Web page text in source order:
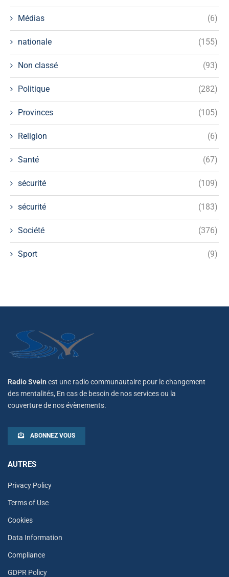
Médias (6)
nationale (155)
Non classé (93)
Politique (282)
Provinces (105)
Religion (6)
Santé (67)
sécurité (109)
sécurité (183)
Société (376)
Sport (9)
Radio Svein est une radio communautaire pour le changement
des mentalités, En cas de besoin de nos services ou la
couverture de nos évènements.
ABONNEZ VOUS
AUTRES
Privacy Policy
Terms of Use
Cookies
Data Information
Compliance
GDPR Policy